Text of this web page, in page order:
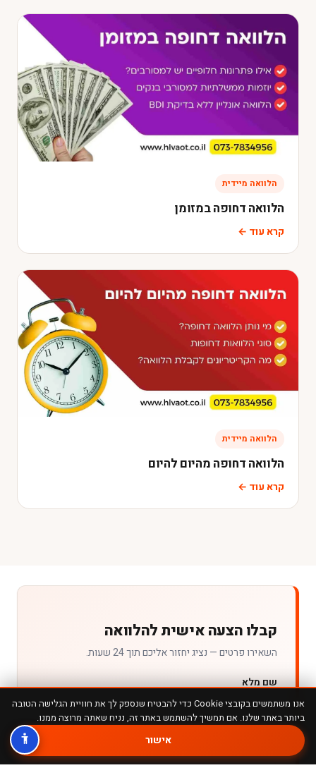
הלוואה מיידית
הלוואה דחופה במזומן
קרא עוד ←
הלוואה מיידית
הלוואה דחופה מהיום להיום
קרא עוד ←
קבלו הצעה אישית להלוואה
השאירו פרטים — נציג יחזור אליכם תוך 24 שעות.
שם מלא
אנו משתמשים בקובצי Cookie כדי להבטיח שנספק לך את חוויית הגלישה הטובה
ביותר באתר שלנו. אם תמשיך להשתמש באתר זה, נניח שאתה מרוצה ממנו.
אישור